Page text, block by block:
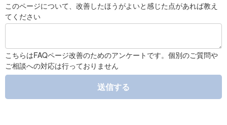
このページについて、改善したほうがよいと感じた点があれば教え
てください
こちらはFAQページ改善のためのアンケートです。個別のご質問や
ご相談への対応は行っておりません
送信する